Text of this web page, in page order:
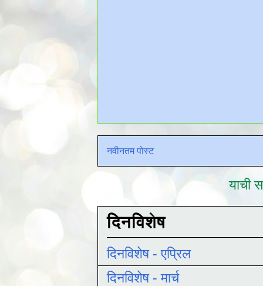
नवीनतम पोस्ट
याची
दिनविशेष
दिनविशेष - एप्रिल
दिनविशेष - मार्च